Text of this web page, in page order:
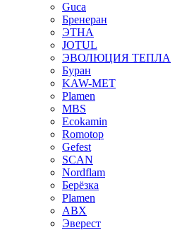
Guca
Бренеран
ЭТНА
JOTUL
ЭВОЛЮЦИЯ ТЕПЛА
Буран
KAW-MET
Plamen
MBS
Ecokamin
Romotop
Gefest
SCAN
Nordflam
Берёзка
Plamen
ABX
Эверест